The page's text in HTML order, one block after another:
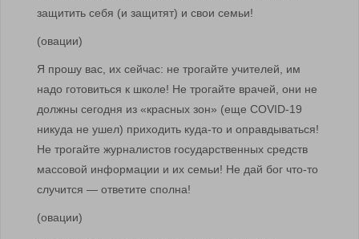
защитить себя (и защитят) и свои семьи!
(овации)
Я прошу вас, их сейчас: не трогайте учителей, им
надо готовиться к школе! Не трогайте врачей, они не
должны сегодня из «красных зон» (еще COVID-19
никуда не ушел) приходить куда-то и оправдываться!
Не трогайте журналистов государственных средств
массовой информации и их семьи! Не дай бог что-то
случится — ответите сполна!
(овации)